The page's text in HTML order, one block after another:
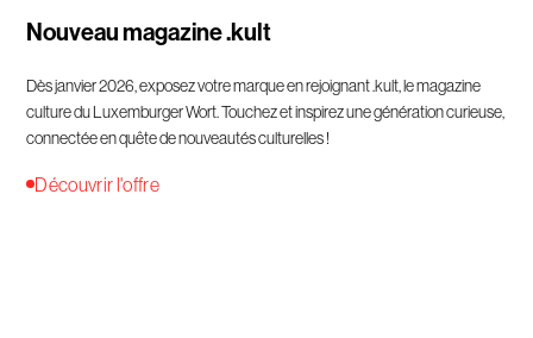
Nouveau magazine .kult
Dès janvier 2026, exposez votre marque en rejoignant .kult, le magazine
culture du Luxemburger Wort. Touchez et inspirez une génération curieuse,
connectée en quête de nouveautés culturelles !
Découvrir l'offre